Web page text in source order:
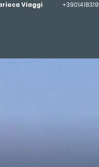
Viaggi